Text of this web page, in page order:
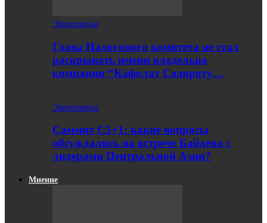
Экономика
Глава Налогового комитета не стал
раскрывать имени владельца
компании “Кафолат Содироту…
Экономика
Саммит С5+1: какие вопросы
обсуждались на встрече Байдена с
лидерами Центральной Азии?
Мнение